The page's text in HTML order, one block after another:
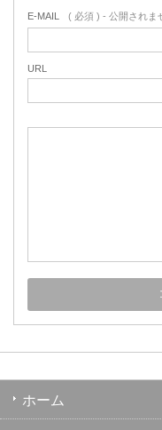
E-MAIL ( 必須 ) - 公開されま
URL
ホーム